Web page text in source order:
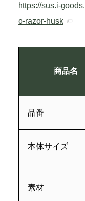
https://sus.i-
o-razor-husk
商品名
品番
本体サイズ
素材